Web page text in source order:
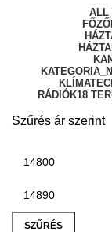
ALL
RÁDIÓK18
Szűrés ár szerint
SZŰRÉS